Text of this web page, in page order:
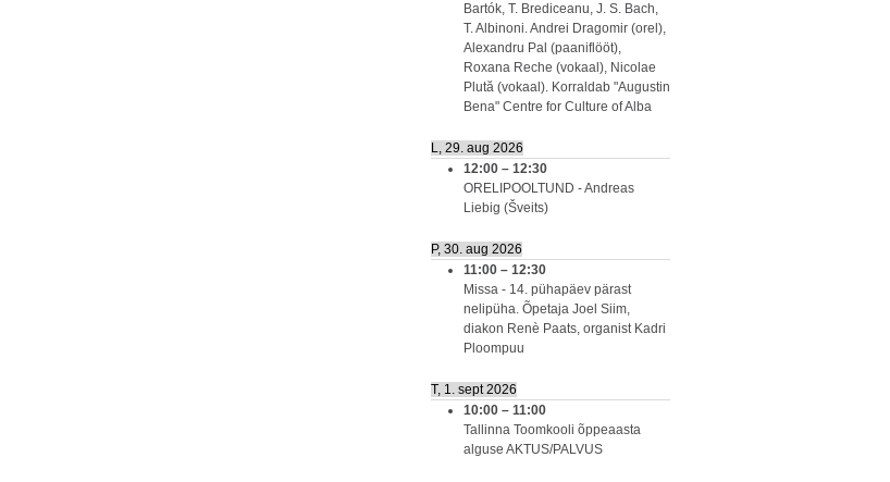
Bartók, T. Brediceanu, J. S. Bach,
T. Albinoni. Andrei Dragomir (orel),
Alexandru Pal (paaniflööt),
Roxana Reche (vokaal), Nicolae
Plută (vokaal). Korraldab "Augustin
Bena" Centre for Culture of Alba
L, 29. aug 2026
12:00 – 12:30
ORELIPOOLTUND - Andreas
Liebig (Šveits)
P, 30. aug 2026
11:00 – 12:30
Missa - 14. pühapäev pärast
nelipüha. Õpetaja Joel Siim,
diakon Renè Paats, organist Kadri
Ploompuu
T, 1. sept 2026
10:00 – 11:00
Tallinna Toomkooli õppeaasta
alguse AKTUS/PALVUS